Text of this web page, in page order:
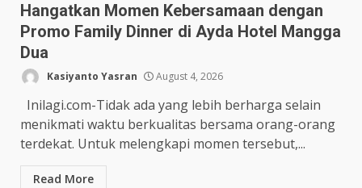
Hangatkan Momen Kebersamaan dengan
Promo Family Dinner di Ayda Hotel Mangga
Dua
Kasiyanto Yasran August 4, 2026
Inilagi.com-Tidak ada yang lebih berharga selain
menikmati waktu berkualitas bersama orang-orang
terdekat. Untuk melengkapi momen tersebut,...
Read More